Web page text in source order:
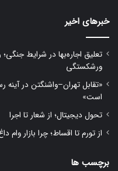
خبرهای اخیر
تعلیق اجاره‌بها در شرایط
ورشکستگی
«تقابل تهران–واشنگتن در آینه
است»
تحول دیجیتال؛ از شعار تا اجرا
از تورم تا اقساط؛ چرا بازار وام
برچسب ها